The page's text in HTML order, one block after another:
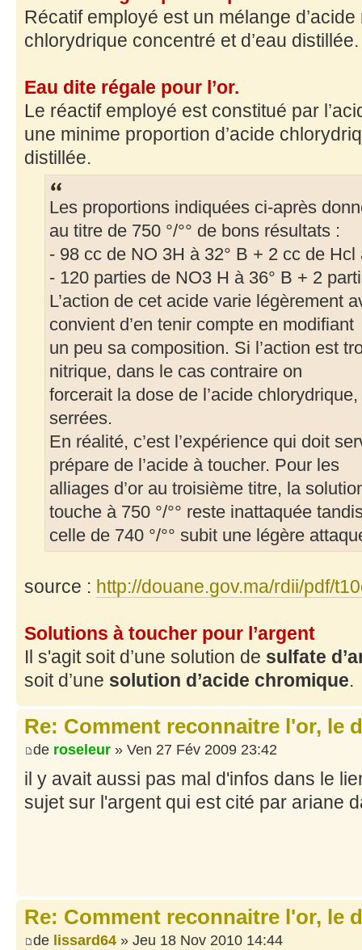
Récatif employé est un mélange d’acide
chlorydrique concentré et d’eau distillée.
Eau dite régale pour l’or.
Le réactif employé est constitué par
une minime proportion d’acide
distillée.
Les proportions indiquées ci-après
au titre de 750 °/°° de bons résultats :
- 98 cc de NO 3H à 32° B + 2 cc de
- 120 parties de NO3 H à 36° B + 2
L’action de cet acide varie légèrement
convient d’en tenir compte en modifiant
un peu sa composition. Si l’action est
nitrique, dans le cas contraire on
forcerait la dose de l’acide
serrées.
En réalité, c’est l’expérience qui doit
prépare de l’acide à toucher. Pour les
alliages d’or au troisième titre, la
touche à 750 °/°° reste inattaquée
celle de 740 °/°° subit une légère
source : http://douane.gov.ma/rdii/pdf/
Solutions à toucher pour l’argent
Il s'agit soit d’une solution de sulfate
soit d’une solution d’acide chromique.
Re: Comment reconnaitre l'or, le
de roseleur » Ven 27 Fév 2009 23:42
il y avait aussi pas mal d'infos dans le
sujet sur l'argent qui est cité par ariane
Re: Comment reconnaitre l'or, le
de lissard64 » Jeu 18 Nov 2010 14:44